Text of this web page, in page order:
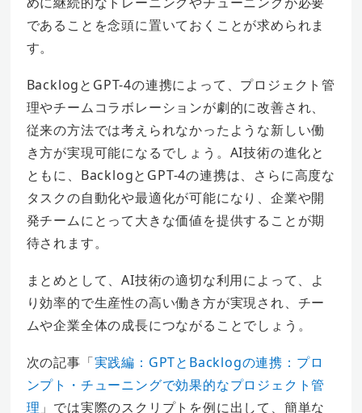
であることを念頭に置いておくことが求められま
す。
BacklogとGPT-4の連携によって、プロジェクト管
理やチームコラボレーションが劇的に改善され、
従来の方法では考えられなかったような新しい働
き方が実現可能になるでしょう。AI技術の進化と
ともに、BacklogとGPT-4の連携は、さらに高度な
タスクの自動化や最適化が可能になり、企業や開
発チームにとって大きな価値を提供することが期
待されます。
まとめとして、AI技術の適切な利用によって、よ
り効率的で生産性の高い働き方が実現され、チー
ムや企業全体の成長につながることでしょう。
次の記事「実践編：GPTとBacklogの連携：プロ
ンプト・チューニングで効果的なプロジェクト管
理 」では実際のスクリプトを例に出して、簡単な